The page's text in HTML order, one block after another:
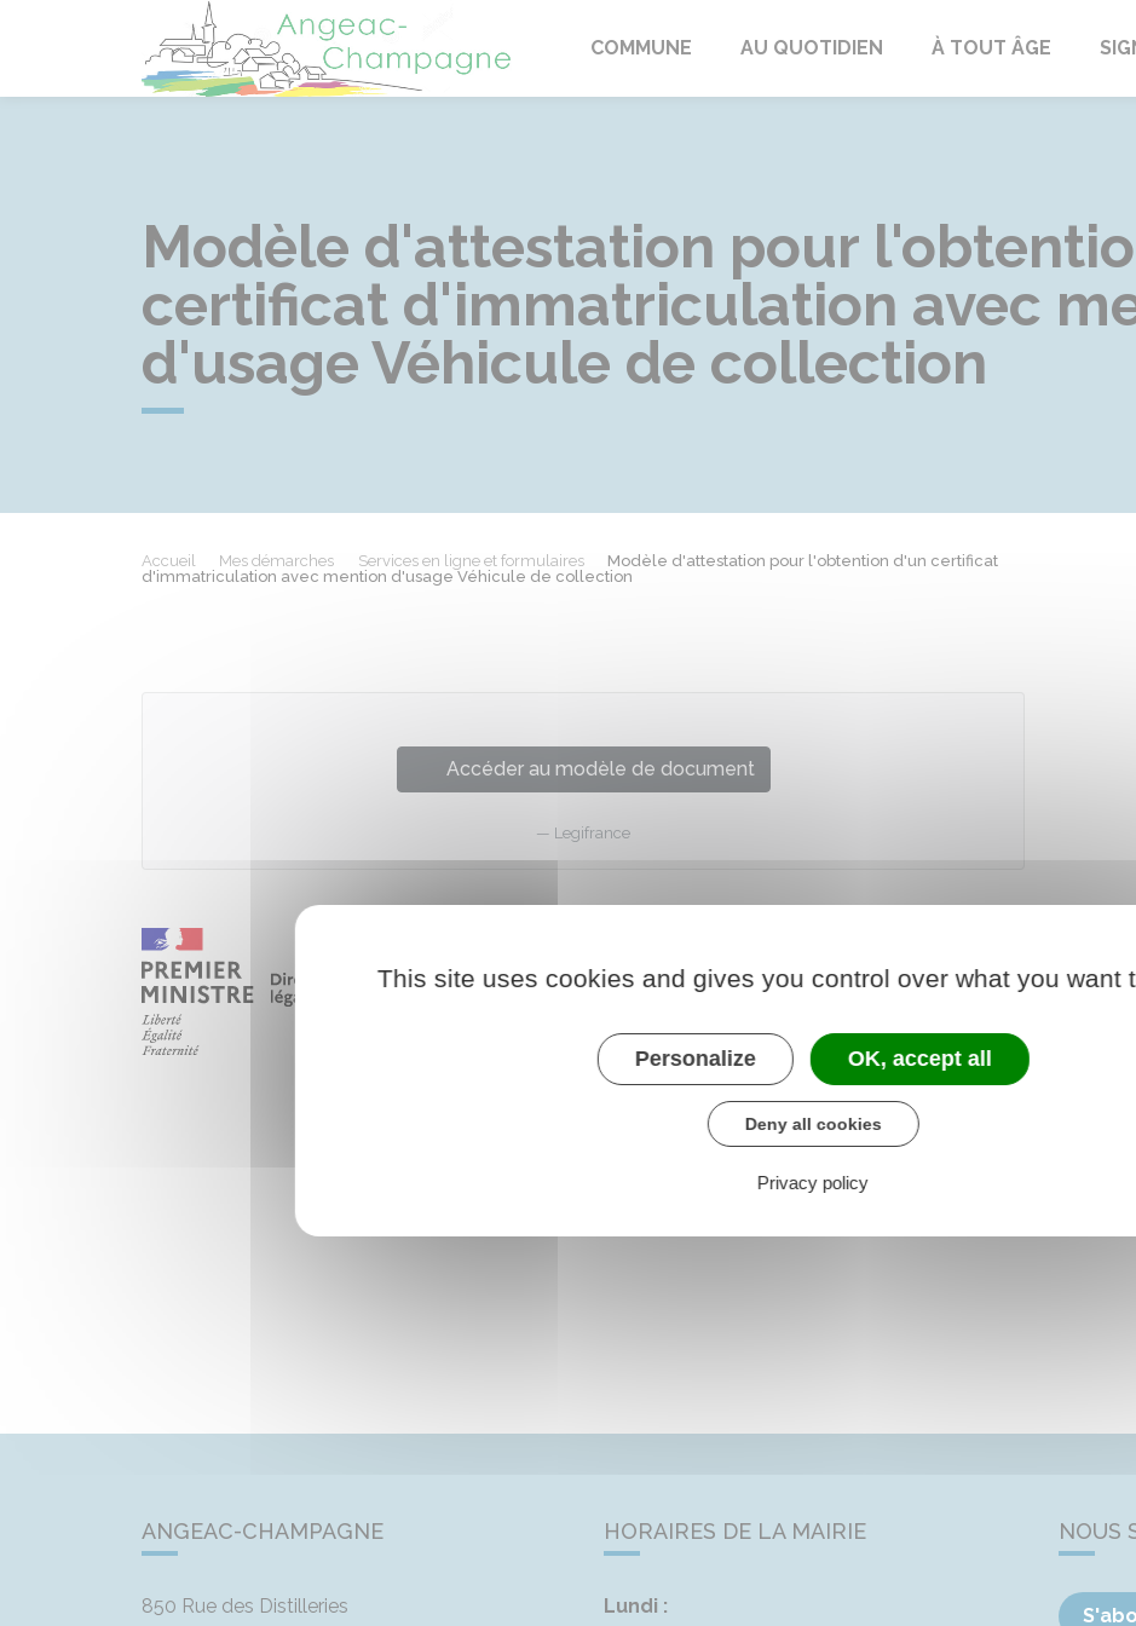
Angeac-Champagne
COMMUNE AU QUOTIDIEN À TOUT ÂGE
Modèle d'attestation pour
certificat d'immatriculation avec
d'usage Véhicule de collection
Accueil Mes démarches Services en ligne et formulaires
Modèle d'attestation pour l'obtention d'un certificat
d'immatriculation avec mention d'usage Véhicule de collection
Accéder au modèle de document
Legifrance
ANGEAC-CHAMPAGNE
850 Rue des Distilleries
HORAIRES DE LA MAIRIE
Lundi :
NOUS
This site uses cookies and gives you control over what you want
Personalize OK, accept all
Deny all cookies
Privacy policy